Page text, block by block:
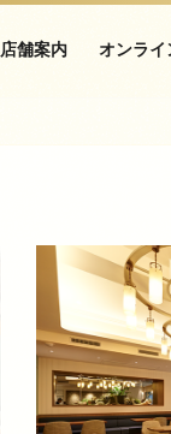
店舗案内 オンライ